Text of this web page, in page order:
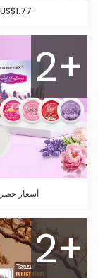
US$1.77
2+
أسعار
2+